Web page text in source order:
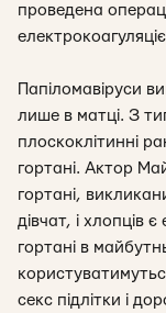
проведена
Папіломавіруси
лише в матці. З
плоскоклітинні
гортані. Актор
гортані,
дівчат, і хлопців
гортані в
секс підлітки і